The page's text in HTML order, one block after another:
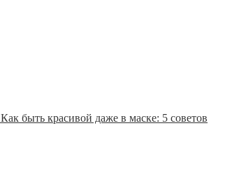
Как быть красивой даже в маске: 5 советов